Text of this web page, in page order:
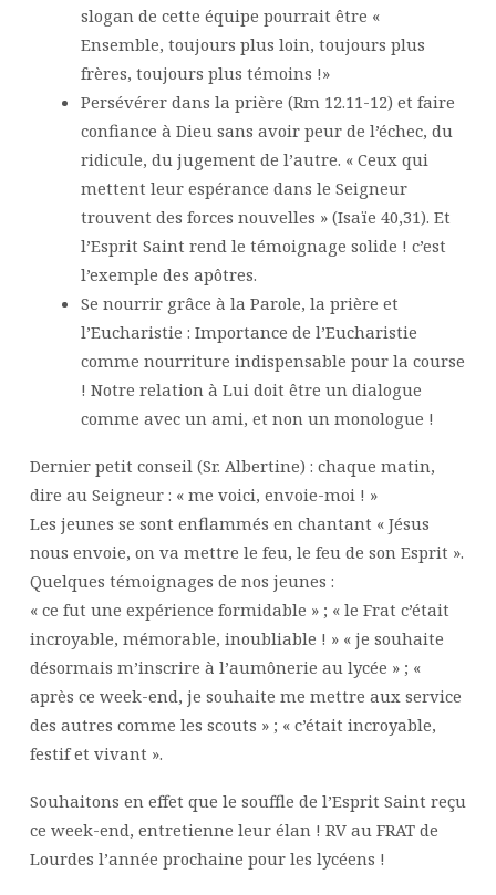
slogan de cette équipe pourrait être «
Ensemble, toujours plus loin, toujours plus
frères, toujours plus témoins !»
Persévérer dans la prière (Rm 12.11-12) et faire
confiance à Dieu sans avoir peur de l’échec, du
ridicule, du jugement de l’autre. « Ceux qui
mettent leur espérance dans le Seigneur
trouvent des forces nouvelles » (Isaïe 40,31). Et
l’Esprit Saint rend le témoignage solide ! c’est
l’exemple des apôtres.
Se nourrir grâce à la Parole, la prière et
l’Eucharistie : Importance de l’Eucharistie
comme nourriture indispensable pour la course
! Notre relation à Lui doit être un dialogue
comme avec un ami, et non un monologue !
Dernier petit conseil (Sr. Albertine) : chaque matin,
dire au Seigneur : « me voici, envoie-moi ! »
Les jeunes se sont enflammés en chantant « Jésus
nous envoie, on va mettre le feu, le feu de son Esprit ».
Quelques témoignages de nos jeunes :
« ce fut une expérience formidable » ; « le Frat c’était
incroyable, mémorable, inoubliable ! » « je souhaite
désormais m’inscrire à l’aumônerie au lycée » ; «
après ce week-end, je souhaite me mettre aux service
des autres comme les scouts » ; « c’était incroyable,
festif et vivant ».
Souhaitons en effet que le souffle de l’Esprit Saint reçu
ce week-end, entretienne leur élan ! RV au FRAT de
Lourdes l’année prochaine pour les lycéens !